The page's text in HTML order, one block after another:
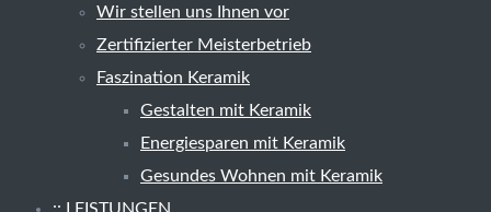
Wir stellen uns Ihnen vor
Zertifizierter Meisterbetrieb
Faszination Keramik
Gestalten mit Keramik
Energiesparen mit Keramik
Gesundes Wohnen mit Keramik